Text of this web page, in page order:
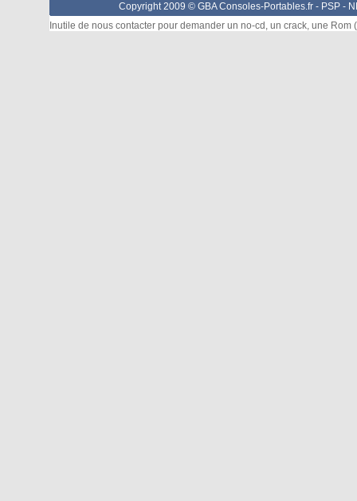
Copyright 2009 © GBA Consoles-Portables.fr - PSP-
Inutile de nous contacter pour demander un no-cd, un crack, une